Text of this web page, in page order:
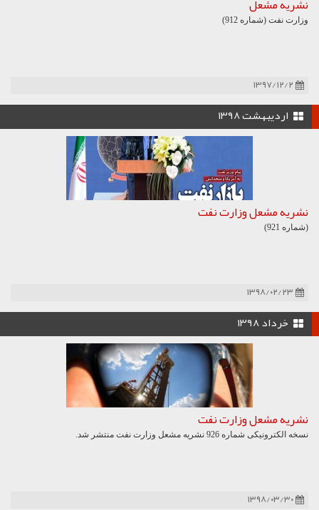
نشریه مشعل
وزارت نفت (شماره 912)
۱۳۹۷/۱۲/۲
اردیبهشت ۱۳۹۸
نشریه مشعل وزارت نفت
(شماره 921)
۱۳۹۸/۰۲/۲۳
خرداد ۱۳۹۸
نشریه مشعل وزارت نفت
نسخه الکترونیکی شماره 926 نشریه مشعل وزارت نفت منتشر شد.
۱۳۹۸/۰۳/۳۰